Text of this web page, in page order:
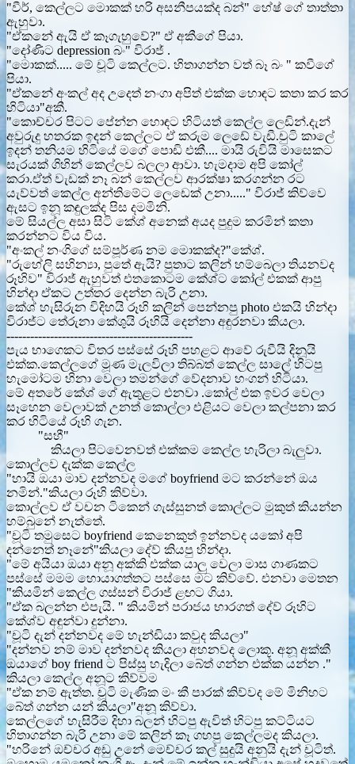
"වීර්, කෙල්ලට මොකක් හරි අසනීපයක්ද බන්" හේෂ් ගේ තාත්තා
ඇහුවා.
"ඒකනේ ඇයි ඒ කෑගැහුවේ?" ඒ අකීගේ පියා.
"දෝණිට depression බං" විරාජ් .
"මොකක්..... මේ චූටි කෙල්ලට. හිතාගන්න වත් බෑ බං " කවීගේ
පියා.
"ඒකනේ අංකල් අද උදෙත් නංගා අපිත් එක්ක හොඳට කතා කර කර
හිටියා"අකී.
"කොච්චර පිටට පේන්න හොඳට හිටියත් කෙල්ල ලෙඩින්.දැන්
අවුරුදු හතරක ඉදන් කෙල්ලට ඒ කරුම ලෙඩේ වැඩී.චුටි කාලේ
ඉදන් තනියම හිටියේ මගේ පොඩි එකී.... මායි රුවියි මාසෙකට
සැරයක් ගිහින් කෙල්ලව බලලා ආවා. හැමදාම අපි කෝල්
කරා.ඒත් වැඩක් නෑ බන් කෙල්ලව ආරක්ෂා කරගන්න රට
යැව්වත් කෙල්ල අන්තිමේට ලෙඩෙක් උනා....." විරාජ් කිව්වෙ
ඇසට ඉනූ කඳුලක්ද පිස දමමිනි.
මේ සියල්ල අසා සිටි කේශ් අනෙක් අයද පුදුම කරමින් කතා
කරන්නට විය විය.
"අංකල් නංගිගේ සම්පූර්ණ නම මොකක්ද?"කේශ්.
"රුහේලි සහින්‍යා, පුතේ ඇයි? පුතාට කලින් හම්බෙලා තියනවද
රූහිව" විරාජ් ඇහුවත් එතකොටම කේශ්ට කෝල් එකක් ආපු
හින්දා ඒකට උත්තර දෙන්න බැරි උනා.
කේශ් හැසිරුන විදිහයි රූහි කලින් පෙන්නපු photo එකයි හින්දා
විරාජ්ට තේරුනා කේශුයි රූහියි දෙන්නා අඳුරනවා කියලා.
-----------------------------------------------
පැය භාගෙකට විතර පස්සේ රූහි පහළට ආවේ රුවීයි දිනූයි
එක්ක.කෙල්ලගේ මූණ මැලවිලා තිබ්බත් කෙල්ල සාලේ හිටපු
හැමෝටම හිනා වෙලා තමන්ගේ වේදනාව හංගන් හිටියා.
මේ අතරේ කේශ් ගේ ඇතුළට එනවා .කෝල් එක ඉවර වෙලා
සෑහෙන වෙලාවක් උනත් කොල්ලා එළියට වෙලා කල්පනා කර
කර හිටියේ රූහි ගැන.
"සහී"
කියලා පිටවෙනවත් එක්කම කෙල්ල හැරිලා බැලුවා.
කොල්ලව දැක්ක කෙල්ල
"හායි ඔයා මාව දන්නවද මගේ boyfriend මට කරන්නේ ඔය
නමින්."කියලා රූහි කිව්වා.
කොල්ලව ඒ වචන ටිකෙන් ගැස්සුනත් කොල්ලට මුකුත් කියන්න
හම්බුනේ නැත්තේ.
"චූටි තමුසෙට boyfriend කෙනෙකුත් ඉන්නවද යකෝ අපි
දන්නෙත් නෑනේ"කියලා දේව් කියපු හින්දා.
"මේ අයියා ඔයා අනූ අක්කි එක්ක යාලු වෙලා මාස ගාණකට
පස්සේ මමම හොයාගත්තට පස්සෙ මට කිව්වේ. එනවා මෙතන
"කියමින් කෙල්ල ගස්සන් විරාජ් ළඟට ගියා.
"ඒක බලන්න එපැයි. " කියමින් පරාජය භාරගත් දේව් රූහිට
කේශ්ව අඳුන්වා දුන්නා.
"චූටි දැන් දන්නවද මේ හැන්ඩියා කවුද කියලා"
"දන්නව නම් මාව දන්නවද කියලා අහනවද ලොකූ. අනූ අක්කී
ඔයාගේ boy friend ට පිස්සු හැදිලා බේත් ගන්න එක්ක යන්න ."
කියලා කෙල්ල අනූට කිව්වම
"ඒක නම් ඇත්ත. චූටි මැණික මං කී පාරක් කිව්වද මේ මිනිහට
බේත් ගන්න යන් කියලා"අනූ කිව්වා.
කෙල්ලගේ හැසිරීම දිහා බලන් හිටපු ඇවිත් හිටපු කට්ටියට
හිතාගන්න බැරි උනා මේ කලින් කෑ ගහපු කෙල්ලමද කියලා.
"හරිනේ ඔච්චර අඩු උනේ මෙච්චර කල් සුදුයි අනුයි දැන් චූටිත්.